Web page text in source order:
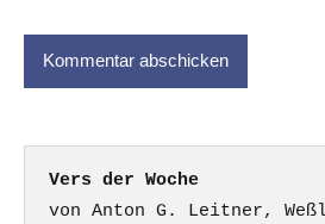
Vers der Woche